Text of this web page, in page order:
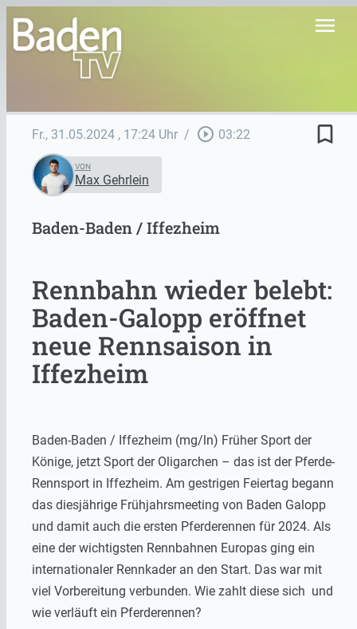
menu
Fr., 31.05.2024 , 17:24 Uhr / play_circle_outline 03:22 bookmark_border
VON
Max Gehrlein
Baden-Baden / Iffezheim
Rennbahn wieder belebt:
Baden-Galopp eröffnet
neue Rennsaison in
Iffezheim
Baden-Baden / Iffezheim (mg/ln) Früher Sport der
Könige, jetzt Sport der Oligarchen – das ist der Pferde-
Rennsport in Iffezheim. Am gestrigen Feiertag begann
das diesjährige Frühjahrsmeeting von Baden Galopp
und damit auch die ersten Pferderennen für 2024. Als
eine der wichtigsten Rennbahnen Europas ging ein
internationaler Rennkader an den Start. Das war mit
viel Vorbereitung verbunden. Wie zahlt diese sich und
wie verläuft ein Pferderennen?